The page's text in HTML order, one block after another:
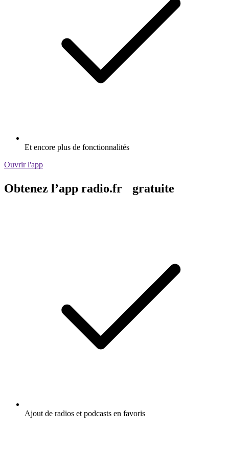
Et encore plus de fonctionnalités
Ouvrir l'app
Obtenez l’app radio.fr gratuite
Ajout de radios et podcasts en favoris